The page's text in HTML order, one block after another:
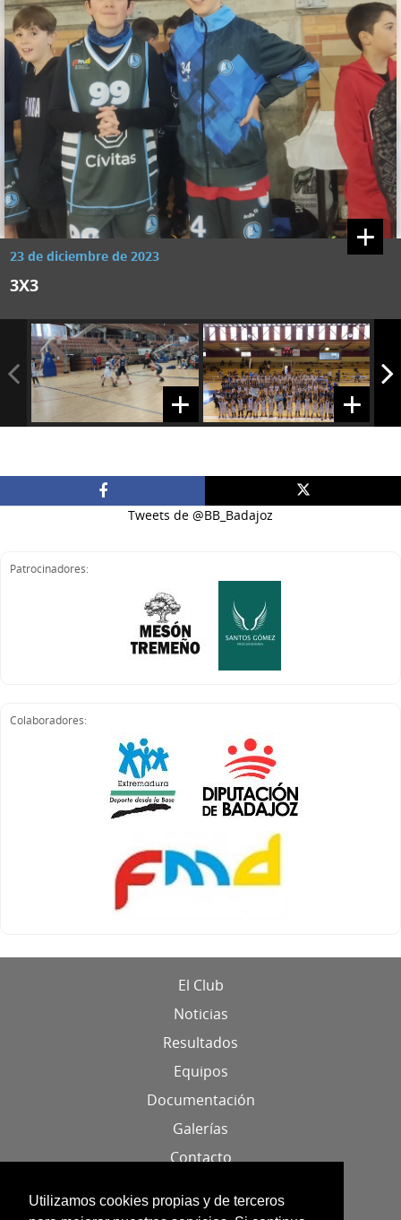
Utilizamos cookies propias y de terceros
+
23 de diciembre de 2023
3X3
+ +
Tweets de @BB_Badajoz
Patrocinadores:
Colaboradores:
El Club
Noticias
Resultados
Equipos
Documentación
Galerías
Contacto